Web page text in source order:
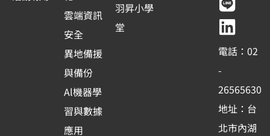
雲端資訊
安全
異地備援
與備份
Al機器學
習與數據
應用
羽昇小學
堂
e
b
o
o
k
-
s
t
u
b
e
e
k
e
d
i
n
電話：02
-
26565630
地址：台
北市內湖